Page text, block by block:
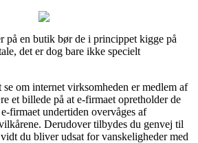
på en butik bør de i princippet kigge på
det er dog bare ikke specielt
om internet virksomheden er medlem af
et billede på at e-firmaet opretholder de
firmaet undertiden overvåges af
Derudover tilbydes du genvej til
du bliver udsat for vanskeligheder med